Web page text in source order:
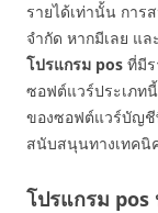
รายได้เท่านั้น กา
จำกัด หากมีเลย แ
โปรแกรม pos ที่มี
ซอฟต์แวร์ประเภท
ของซอฟต์แวร์บัญชี
สนับสนุนทางเทคนิ
โปรแกรม pos